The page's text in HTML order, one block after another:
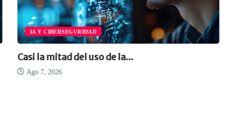
IA Y CIBERSEGURIDAD
Casi la mitad del uso de la...
Ago 7, 2026